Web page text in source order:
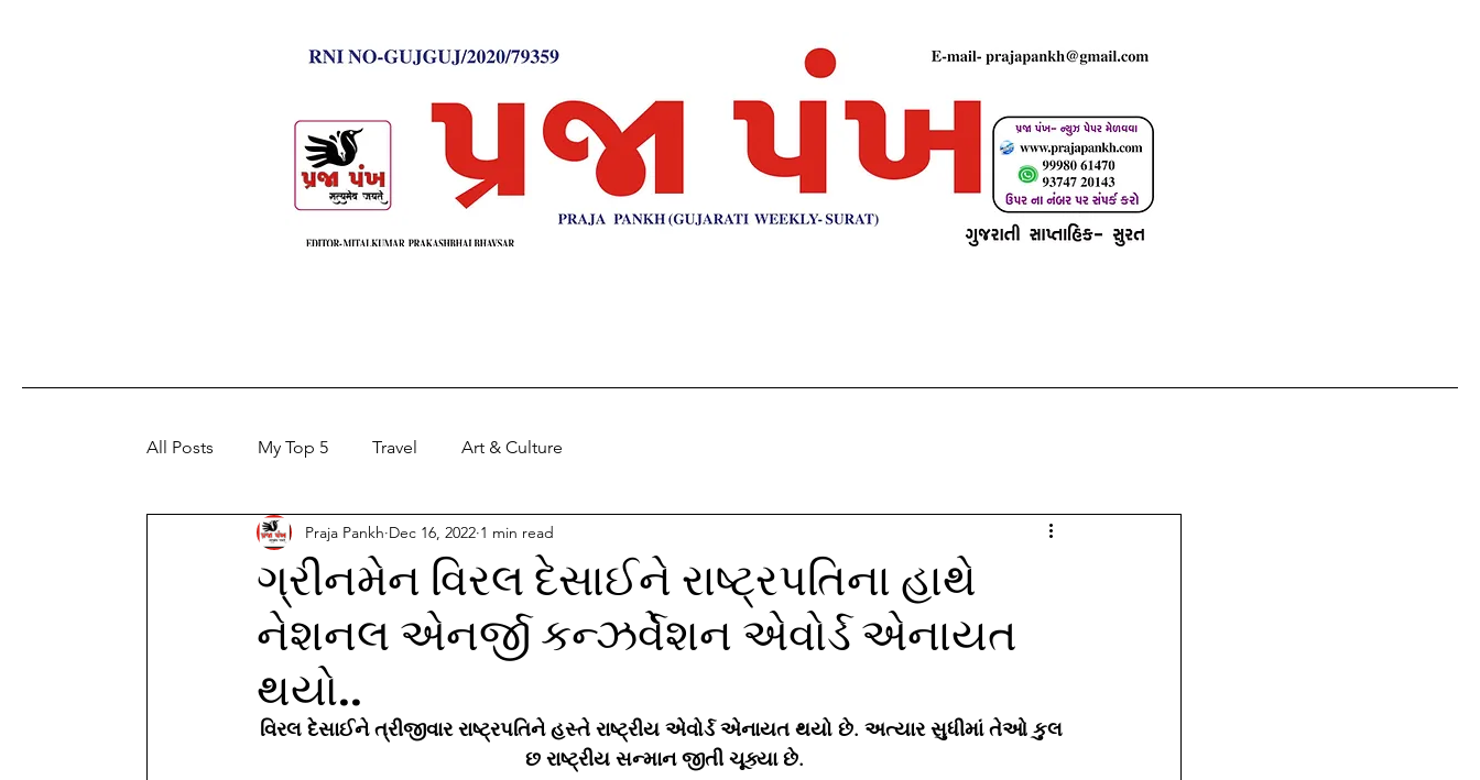
All Posts My Top 5 Travel Art & Culture
ગ્રીનમેન વિરલ દેસાઈને રાષ્ટ્રપતિના હાથે
નેશનલ એનર્જી કન્ઝર્વેશન એવોર્ડ એનાયત
થયો..
Praja Pankh Dec 16, 2022 1 min read
વિરલ દેસાઈને ત્રીજીવાર રાષ્ટ્રપતિને હસ્તે રાષ્ટ્રીય એવોર્ડ એનાયત થયો છે. અત્યાર સુધીમાં તેઓ કુલ
છ રાષ્ટ્રીય સન્માન જીતી ચૂક્યા છે.